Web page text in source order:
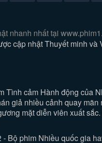
nhanh nhất tại
cập nhật Thuyết minh
Tình cảm Hành động của
giả nhiều cảnh quay mãn
mặt diễn viên xuất
- Bộ phim Nhiều quốc gia